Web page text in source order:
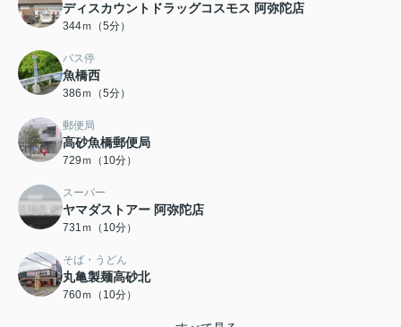
ディスカウントドラッグコスモス 阿弥陀店
344ｍ（5分）
バス停
魚橋西
386ｍ（5分）
郵便局
高砂魚橋郵便局
729ｍ（10分）
スーパー
ヤマダストアー 阿弥陀店
731ｍ（10分）
そば・うどん
丸亀製麺高砂北
760ｍ（10分）